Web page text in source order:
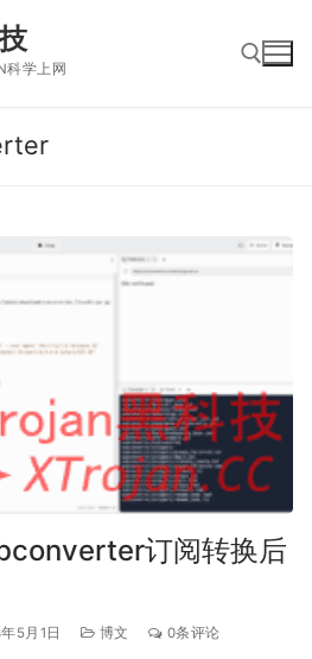
科学上网
搜索：
订阅转换后
5月1日 博文 0条评论